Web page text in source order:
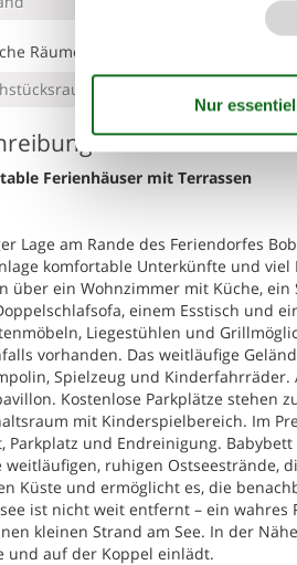
Räume
Ferienhäuser mit Terrassen
Lage am Rande des Feriendorfes
komfortable Unterkünfte und
über ein Wohnzimmer mit Küche,
einem Esstisch und
Liegestühlen und
vorhanden. Das weitläufige
Spielzeug und
Kostenlose Parkplätze stehen
mit Kinderspielbereich. Im
Parkplatz und Endreinigung.
weitläufigen, ruhigen Ostseestrände,
Küste und ermöglicht es, die
ist nicht weit entfernt – ein
kleinen Strand am See. In der
und auf der Koppel einlädt.